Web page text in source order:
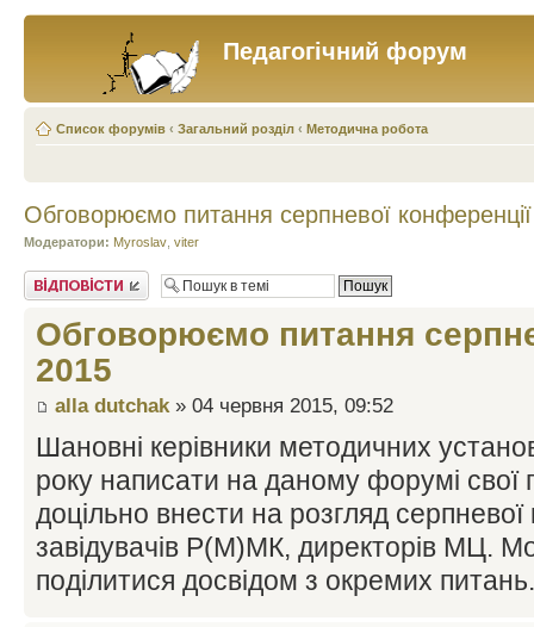
Педагогічний форум
Список форумів ‹ Загальний розділ ‹ Методична робота
Обговорюємо питання серпневої
Модератори: Myroslav viter
Відповісти
Обговорюємо питання
2015
alla dutchak » 04 червня 2015, 09:52
Шановні керівники методичних
року написати на даному форумі свої
доцільно внести на розгляд серпневої
завідувачів Р(М)МК, директорів МЦ.
поділитися досвідом з окремих питань.